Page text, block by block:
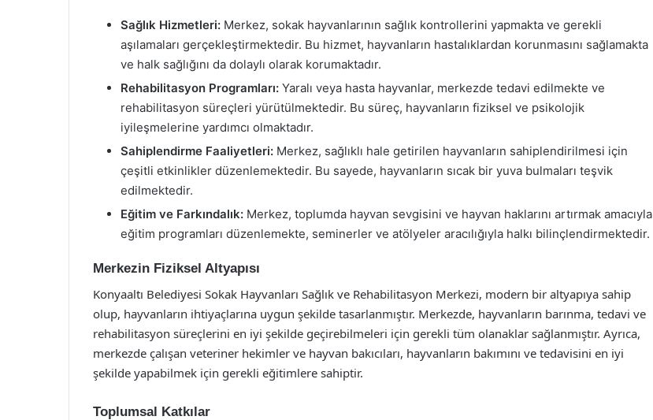
Sağlık Hizmetleri: Merkez, sokak hayvanlarının sağlık kontrollerini yapmakta ve gerekli
aşılamaları gerçekleştirmektedir. Bu hizmet, hayvanların hastalıklardan korunmasını sağlamakta
ve halk sağlığını da dolaylı olarak korumaktadır.
Rehabilitasyon Programları: Yaralı veya hasta hayvanlar, merkezde tedavi edilmekte ve
rehabilitasyon süreçleri yürütülmektedir. Bu süreç, hayvanların fiziksel ve psikolojik
iyileşmelerine yardımcı olmaktadır.
Sahiplendirme Faaliyetleri: Merkez, sağlıklı hale getirilen hayvanların sahiplendirilmesi için
çeşitli etkinlikler düzenlemektedir. Bu sayede, hayvanların sıcak bir yuva bulmaları teşvik
edilmektedir.
Eğitim ve Farkındalık: Merkez, toplumda hayvan sevgisini ve hayvan haklarını artırmak amacıyla
eğitim programları düzenlemekte, seminerler ve atölyeler aracılığıyla halkı bilinçlendirmektedir.
Merkezin Fiziksel Altyapısı
Konyaaltı Belediyesi Sokak Hayvanları Sağlık ve Rehabilitasyon Merkezi, modern bir altyapıya sahip
olup, hayvanların ihtiyaçlarına uygun şekilde tasarlanmıştır. Merkezde, hayvanların barınma, tedavi ve
rehabilitasyon süreçlerini en iyi şekilde geçirebilmeleri için gerekli tüm olanaklar sağlanmıştır. Ayrıca,
merkezde çalışan veteriner hekimler ve hayvan bakıcıları, hayvanların bakımını ve tedavisini en iyi
şekilde yapabilmek için gerekli eğitimlere sahiptir.
Toplumsal Katkılar